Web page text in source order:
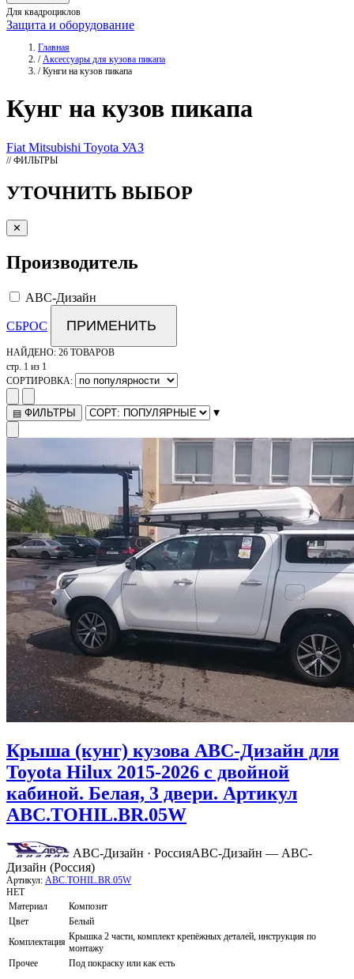
Для квадроциклов
Защита и оборудование
Главная
/ Аксессуары для кузова пикапа
/ Кунги на кузов пикапа
Кунг на кузов пикапа
Fiat Mitsubishi Toyota УАЗ
// ФИЛЬТРЫ
УТОЧНИТЬ ВЫБОР
✕
Производитель
АВС-Дизайн
СБРОС ПРИМЕНИТЬ
НАЙДЕНО: 26 ТОВАРОВ
стр. 1 из 1
СОРТИРОВКА:
▤ ФИЛЬТРЫ ▾
Крыша (кунг) кузова АВС-Дизайн для
Toyota Hilux 2015-2026 с двойной
кабиной. Белая, 3 двери. Артикул
ABC.TOHIL.BR.05W
АВС-Дизайн · РоссияАВС-Дизайн — АВС-
Дизайн (Россия)
Артикул: ABC.TOHIL.BR.05W
НЕТ
Материал
Композит
Цвет
Белый
Комплектация Крышка 2 части, комплект крепёжных деталей, инструкция по
монтажу
Прочее
Под покраску или как есть